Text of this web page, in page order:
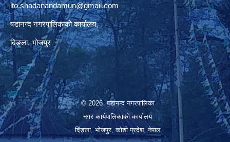
ito.shadanandamun@gmail.com
षडानन्द नगरपालिकाको कार्यालय,
दिङ्ला, भोजपुर
© 2026 षडानन्द नगरपालिका
नगर कार्यपालिकाको कार्यालय
दिंङ्ला, भोजपुर, कोशी प्रदेश, नेपाल